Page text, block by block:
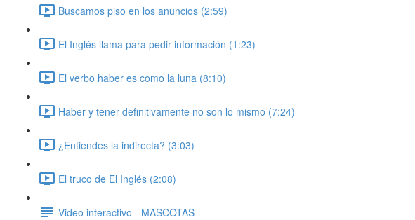
Buscamos piso en los anuncios (2:59)
El Inglés llama para pedir información (1:23)
El verbo haber es como la luna (8:10)
Haber y tener definitivamente no son lo mismo (7:24)
¿Entiendes la indirecta? (3:03)
El truco de El Inglés (2:08)
Video interactivo - MASCOTAS